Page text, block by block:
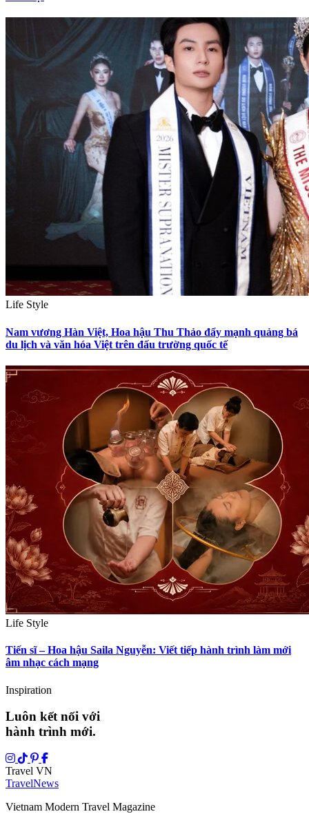
Life Style
Nam vương Hàn Việt, Hoa hậu Thu Thảo đẩy mạnh quảng bá
du lịch và văn hóa Việt trên đấu trường quốc tế
Life Style
Tiến sĩ – Hoa hậu Saila Nguyễn: Viết tiếp hành trình làm mới
âm nhạc cách mạng
Inspiration
Luôn kết nối với
hành trình mới.
Travel VN
TravelNews
Vietnam Modern Travel Magazine